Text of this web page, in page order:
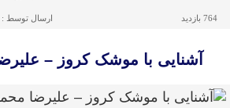
764 بازدید ارسال توسط :
آشنایی با موشک کروز –